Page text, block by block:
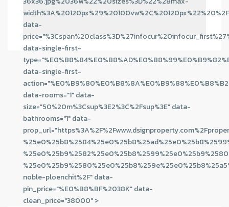
data-
data-single-first-
data-single-first-
data-rooms="1" data-
size="50%20m%3Csup%3E2%3C%2Fsup%3E" data-
bathrooms="1" data-
noble-ploenchit%2F" data-
pin_price="%E0%B8%BF%2038K" data-
clean_price="38000" >